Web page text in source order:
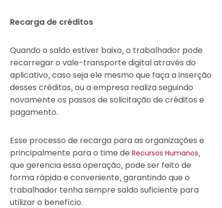
Recarga de créditos
Quando o saldo estiver baixo, o trabalhador pode
recarregar o vale-transporte digital através do
aplicativo, caso seja ele mesmo que faça a inserção
desses créditos, ou a empresa realiza seguindo
novamente os passos de solicitação de créditos e
pagamento.
Esse processo de recarga para as organizações e
principalmente para o time de Recursos Humanos,
que gerencia essa operação, pode ser feito de
forma rápida e conveniente, garantindo que o
trabalhador tenha sempre saldo suficiente para
utilizar o benefício.